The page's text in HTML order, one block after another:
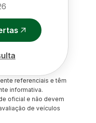
referenciais e têm
informativa.
oficial e não devem
de veículos